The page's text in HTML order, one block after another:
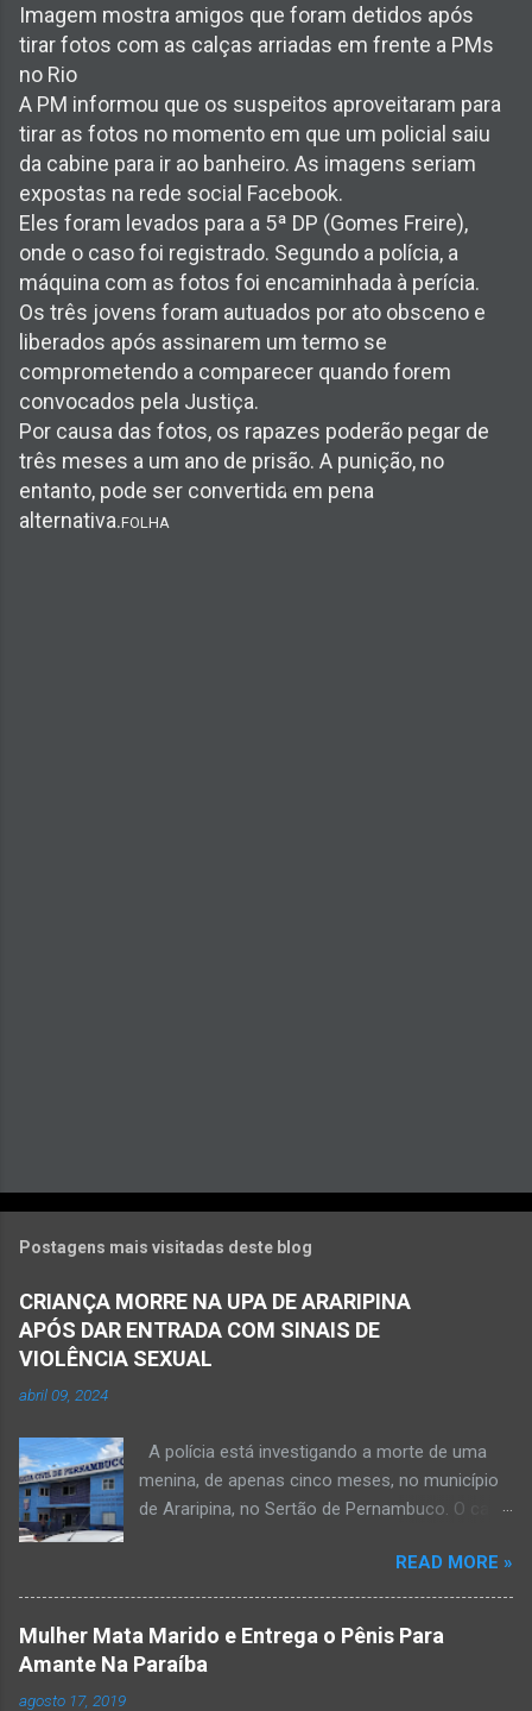
Imagem mostra amigos que foram detidos após
tirar fotos com as calças arriadas em frente a PMs
no Rio
A PM informou que os suspeitos aproveitaram para
tirar as fotos no momento em que um policial saiu
da cabine para ir ao banheiro. As imagens seriam
expostas na rede social Facebook.
Eles foram levados para a 5ª DP (Gomes Freire),
onde o caso foi registrado. Segundo a polícia, a
máquina com as fotos foi encaminhada à perícia.
Os três jovens foram autuados por ato obsceno e
liberados após assinarem um termo se
comprometendo a comparecer quando forem
convocados pela Justiça.
Por causa das fotos, os rapazes poderão pegar de
três meses a um ano de prisão. A punição, no
entanto, pode ser convertida em pena
alternativa.FOLHA
Postagens mais visitadas deste blog
CRIANÇA MORRE NA UPA DE ARARIPINA
APÓS DAR ENTRADA COM SINAIS DE
VIOLÊNCIA SEXUAL
abril 09, 2024
A polícia está investigando a morte de uma
menina, de apenas cinco meses, no município
de Araripina, no Sertão de Pernambuco. O caso
morte a esclarecer”. A PM diz que, na segunda-
feira (8), foi acionada para verificar uma
possível ocorrência de estupro de vulnerável,
na UPA da cidade, mas ao chegar ao local a
READ MORE »
Mulher Mata Marido e Entrega o Pênis Para
Amante Na Paraíba
agosto 17, 2019